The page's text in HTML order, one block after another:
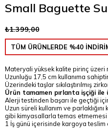
Small Baguette
₺1.399,00
TÜM ÜRÜNLERDE %40
Materyali yüksek kalite pirinç üzeri
Uzunluğu 17,5 cm kullanıma
Üzerindeki taşlar sıkılaştırılmış
Ürün tamamen pırlanta işçiği
Alerji testinden başarı ile geçtiği
Uzun süreli kullanım ve
gibi kimyasallarla temas etmemesi
1 İş günü içerisinde kargoya teslim